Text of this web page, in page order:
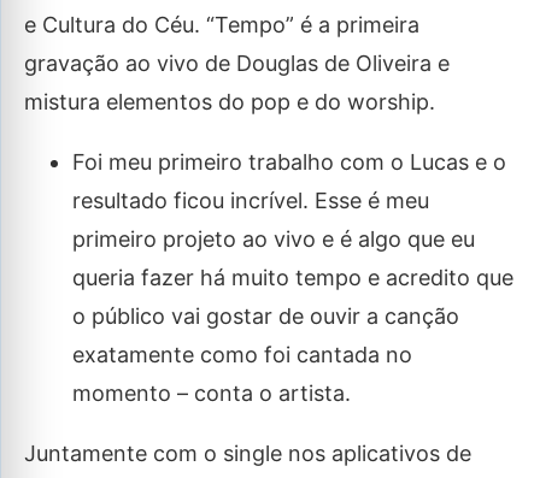
e Cultura do Céu. “Tempo” é a primeira
gravação ao vivo de Douglas de Oliveira e
mistura elementos do pop e do worship.
Foi meu primeiro trabalho com o Lucas e o
resultado ficou incrível. Esse é meu
primeiro projeto ao vivo e é algo que eu
queria fazer há muito tempo e acredito que
o público vai gostar de ouvir a canção
exatamente como foi cantada no
momento – conta o artista.
Juntamente com o single nos aplicativos de